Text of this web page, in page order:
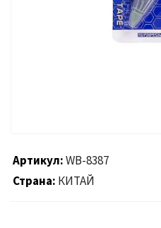
Артикул WB-8387
Страна КИТАЙ